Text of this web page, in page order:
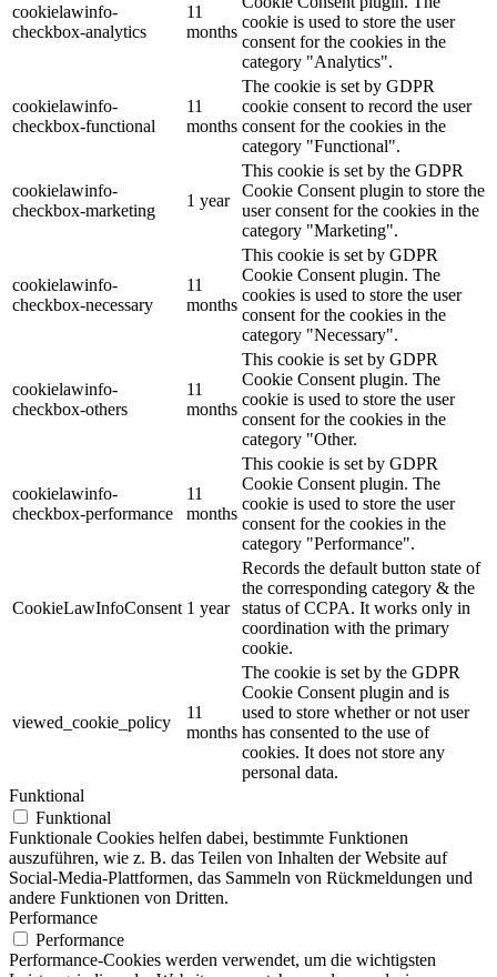
cookielawinfo-
checkbox-analytics
11
months
cookie is used to store the user
consent for the cookies in the
category "Analytics".
cookielawinfo-
checkbox-functional
11
months
The cookie is set by GDPR
cookie consent to record the user
consent for the cookies in the
category "Functional".
cookielawinfo-
checkbox-marketing
1 year
This cookie is set by the GDPR
Cookie Consent plugin to store the
user consent for the cookies in the
category "Marketing".
cookielawinfo-
checkbox-necessary
11
months
This cookie is set by GDPR
Cookie Consent plugin. The
cookies is used to store the user
consent for the cookies in the
category "Necessary".
cookielawinfo-
checkbox-others
11
months
This cookie is set by GDPR
Cookie Consent plugin. The
cookie is used to store the user
consent for the cookies in the
category "Other.
cookielawinfo-
checkbox-performance
11
months
This cookie is set by GDPR
Cookie Consent plugin. The
cookie is used to store the user
consent for the cookies in the
category "Performance".
CookieLawInfoConsent 1 year
Records the default button state of
the corresponding category & the
status of CCPA. It works only in
coordination with the primary
cookie.
viewed_cookie_policy
11
months
The cookie is set by the GDPR
Cookie Consent plugin and is
used to store whether or not user
has consented to the use of
cookies. It does not store any
personal data.
Funktional
Funktional
Funktionale Cookies helfen dabei, bestimmte Funktionen
auszuführen, wie z. B. das Teilen von Inhalten der Website auf
Social-Media-Plattformen, das Sammeln von Rückmeldungen und
andere Funktionen von Dritten.
Performance
Performance
Performance-Cookies werden verwendet, um die wichtigsten